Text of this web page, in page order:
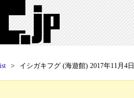
イシガキフグ (海遊館) 2017年11月4日